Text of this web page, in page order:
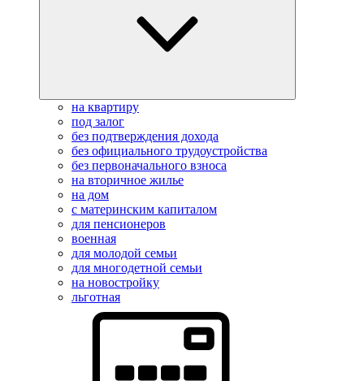
на квартиру
под залог
без подтверждения дохода
без официального трудоустройства
без первоначального взноса
на вторичное жилье
на дом
с материнским капиталом
для пенсионеров
военная
для молодой семьи
для многодетной семьи
на новостройку
льготная